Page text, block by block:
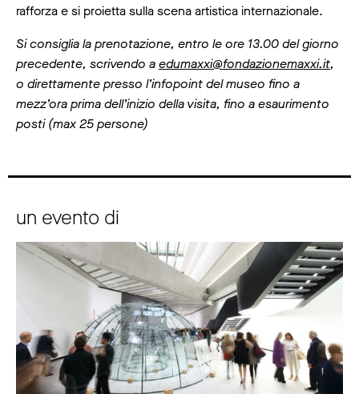
rafforza e si proietta sulla scena artistica internazionale.
Si consiglia la prenotazione, entro le ore 13.00 del giorno
precedente, scrivendo aedumaxxi@fondazionemaxxi.it,
o direttamente presso l’infopoint del museo fino a
mezz’ora prima dell’inizio della visita, fino a esaurimento
posti (max 25 persone)
un evento di